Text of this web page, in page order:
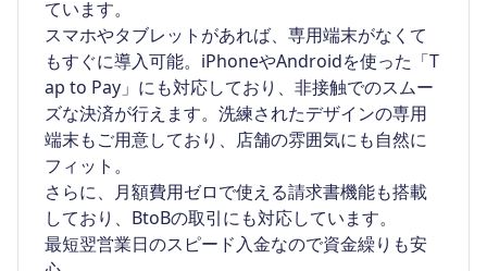
ています。
スマホやタブレットがあれば、専用端末がなくて
もすぐに導入可能。iPhoneやAndroidを使った「T
ap to Pay」にも対応しており、非接触でのスムー
ズな決済が行えます。洗練されたデザインの専用
端末もご用意しており、店舗の雰囲気にも自然に
フィット。
さらに、月額費用ゼロで使える請求書機能も搭載
しており、BtoBの取引にも対応しています。
最短翌営業日のスピード入金なので資金繰りも安